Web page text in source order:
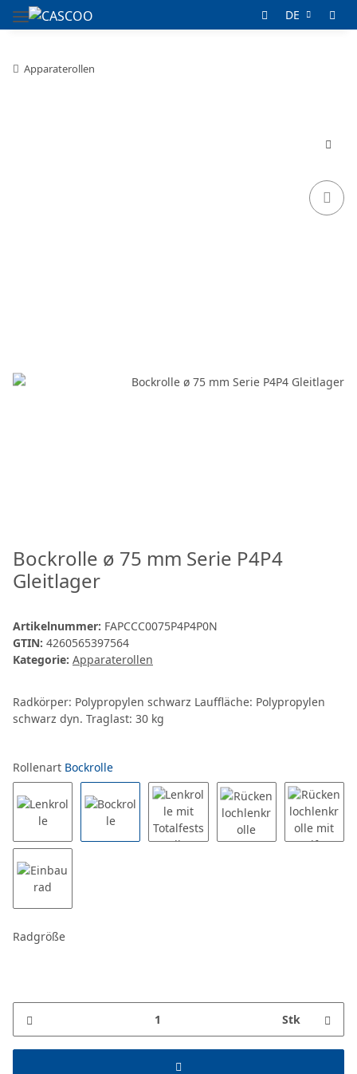
DE
Apparaterollen
Bockrolle ø 75 mm Serie P4P4
Gleitlager
Artikelnummer: FAPCCC0075P4P4P0N
GTIN: 4260565397564
Kategorie: Apparaterollen
Radkörper: Polypropylen schwarz Lauffläche: Polypropylen
schwarz dyn. Traglast: 30 kg
Rollenart Bockrolle
Radgröße
Stk